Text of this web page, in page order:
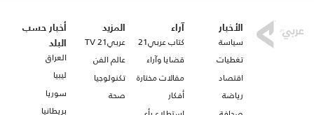
الأخبار
سياسة
تغطيات
اقتصاد
رياضة
آراء
كتاب عربي21
قضايا وآراء
مقالات مختارة
أفكار
المزيد
عربي21 TV
عالم الفن
تكنولوجيا
صحة
أخبار حسب
البلد
العراق
ليبيا
سوريا
بريطانيا